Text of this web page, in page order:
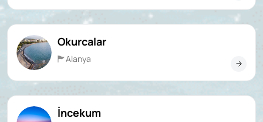
Okurcalar
Alanya
İncekum